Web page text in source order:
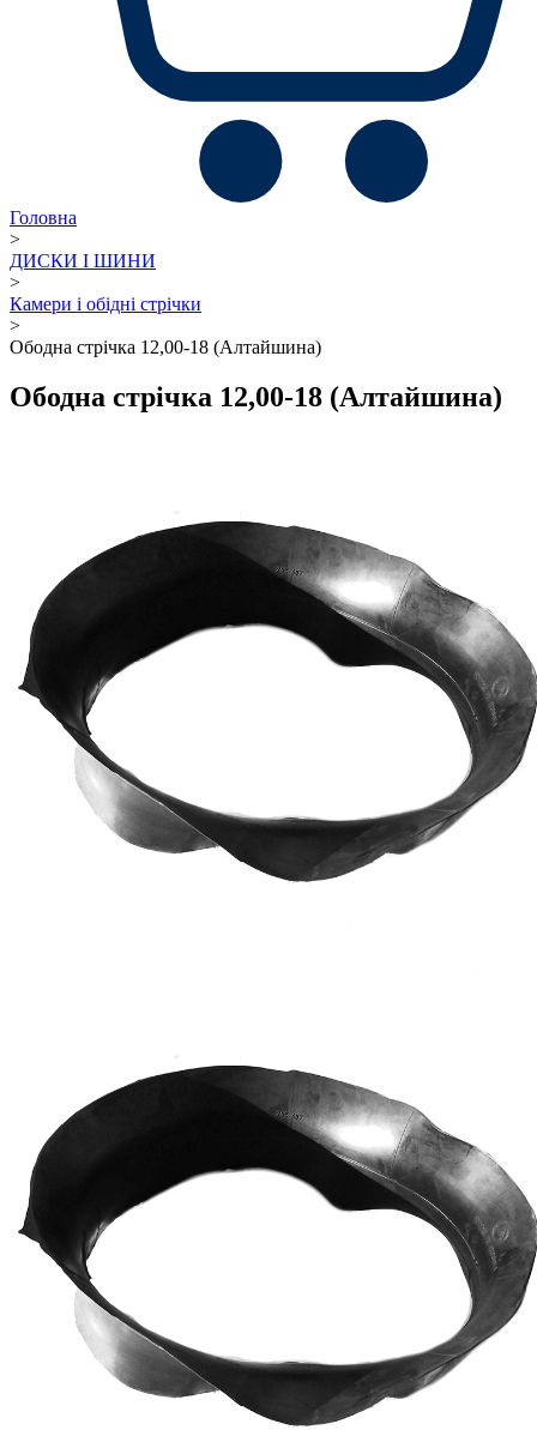
Головна
>
ДИСКИ І ШИНИ
>
Камери і обідні стрічки
>
Ободна стрічка 12,00-18 (Алтайшина)
Ободна стрічка 12,00-18 (Алтайшина)